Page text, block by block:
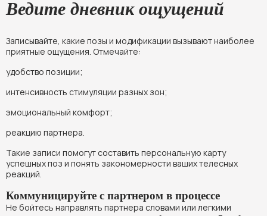
Ведите дневник ощущений
Записывайте, какие позы и модификации вызывают наиболее
приятные ощущения. Отмечайте:
удобство позиции;
интенсивность стимуляции разных зон;
эмоциональный комфорт;
реакцию партнера.
Такие записи помогут составить персональную карту
успешных поз и понять закономерности ваших телесных
реакций.
Коммуницируйте с партнером в процессе
Не бойтесь направлять партнера словами или легкими